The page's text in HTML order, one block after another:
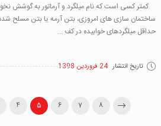
کمتر کسی است که نام میلگرد و آرماتور به گوشش
ساختمان سازی های امروزی، بتن آرمه یا بتن مسلح
حداقل میلگردهای خوابیده در کف ...
تاریخ انتشار 24 فروردین 1398
4 5 6 7 8